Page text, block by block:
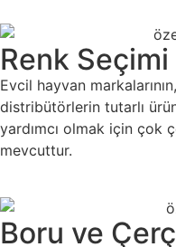
Renk Seçimi
Evcil hayvan
distribütörlerin tutarlı
yardımcı olmak için çok
mevcuttur.
Boru ve